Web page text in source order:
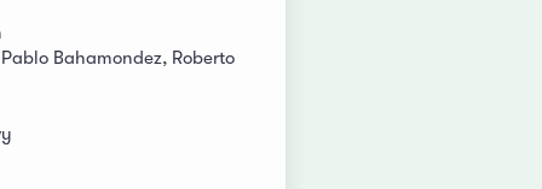
Bahamondez, Roberto